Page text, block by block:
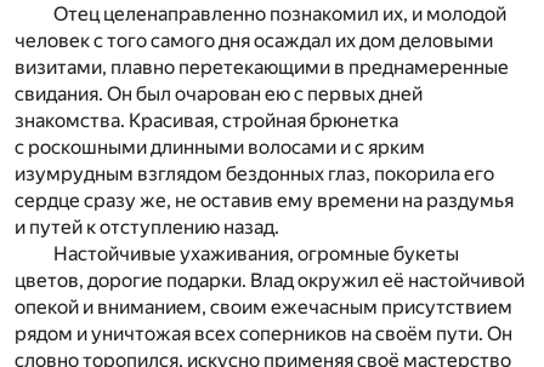
Отец целенаправленно познакомил их, и молодой
человек с того самого дня осаждал их дом деловыми
визитами, плавно перетекающими в преднамеренные
свидания. Он был очарован ею с первых дней
знакомства. Красивая, стройная брюнетка
с роскошными длинными волосами и с ярким
изумрудным взглядом бездонных глаз, покорила его
сердце сразу же, не оставив ему времени на раздумья
и путей к отступлению назад.
Настойчивые ухаживания, огромные букеты
цветов, дорогие подарки. Влад окружил её настойчивой
опекой и вниманием, своим ежечасным присутствием
рядом и уничтожая всех соперников на своём пути. Он
словно торопился, искусно применяя своё мастерство